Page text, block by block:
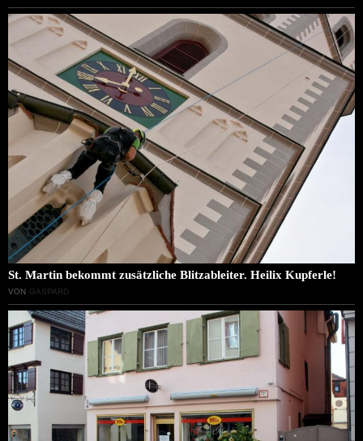
St. Martin bekommt zusätzliche Blitzableiter. Heilix Kupferle!
VON GASPARD